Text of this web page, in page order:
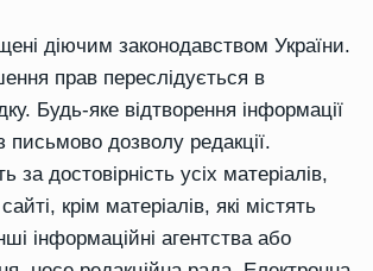
діючим законодавством України.
прав переслідується в
Будь-яке відтворення інформації
письмово дозволу редакції.
за достовірність усіх матеріалів,
крім матеріалів, які містять
інформаційні агентства або